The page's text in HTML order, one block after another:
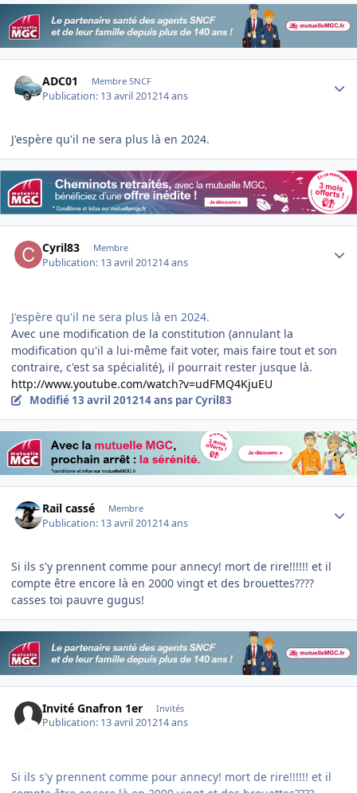
ADC01 Membre SNCF
Publication: 13 avril 201214 ans
J'espère qu'il ne sera plus là en 2024.
Cyril83 Membre
Publication: 13 avril 201214 ans
J'espère qu'il ne sera plus là en 2024.
Avec une modification de la constitution (annulant la
modification qu'il a lui-même fait voter, mais faire tout et son
contraire, c'est sa spécialité), il pourrait rester jusque là.
http://www.youtube.com/watch?v=udFMQ4KjuEU
Modifié 13 avril 201214 ans par Cyril83
Rail cassé Membre
Publication: 13 avril 201214 ans
Si ils s'y prennent comme pour annecy! mort de rire!!!!!! et il
compte être encore là en 2000 vingt et des brouettes????
casses toi pauvre gugus!
Invité Gnafron 1er Invités
Publication: 13 avril 201214 ans
Si ils s'y prennent comme pour annecy! mort de rire!!!!!! et il